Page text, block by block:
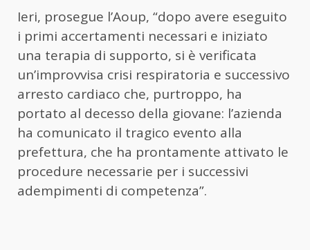
Ieri, prosegue l’Aoup, “dopo avere eseguito
i primi accertamenti necessari e iniziato
una terapia di supporto, si è verificata
un’improvvisa crisi respiratoria e successivo
arresto cardiaco che, purtroppo, ha
portato al decesso della giovane: l’azienda
ha comunicato il tragico evento alla
prefettura, che ha prontamente attivato le
procedure necessarie per i successivi
adempimenti di competenza”.